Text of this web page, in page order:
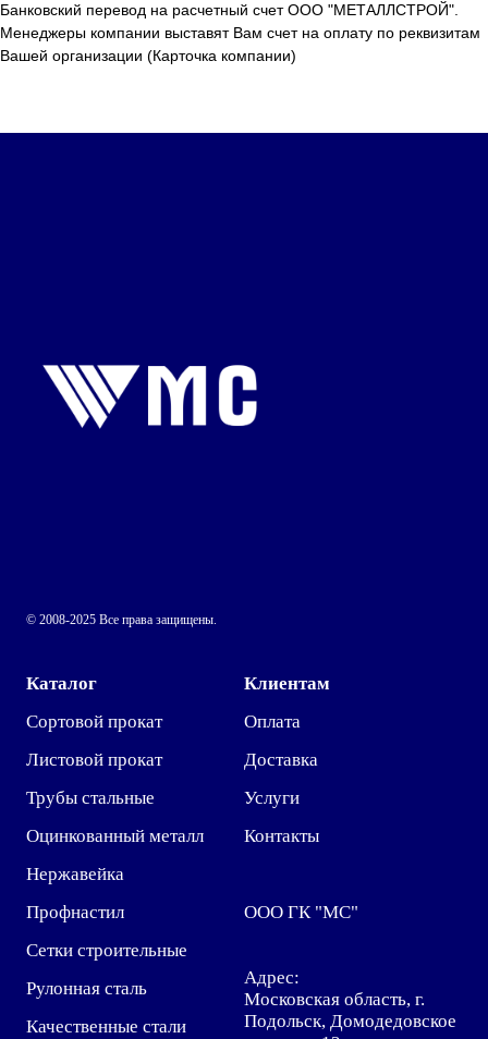
Банковский перевод на расчетный счет ООО "МЕТАЛЛСТРОЙ".
Менеджеры компании выставят Вам счет на оплату по реквизитам
Вашей организации (Карточка компании)
© 2008-2025 Все права защищены.
Каталог
Сортовой прокат
Листовой прокат
Трубы стальные
Оцинкованный металл
Нержавейка
Профнастил
Сетки строительные
Рулонная сталь
Качественные стали
Клиентам
Оплата
Доставка
Услуги
Контакты
ООО ГК "МС"
Адрес:
Московская область, г.
Подольск, Домодедовское